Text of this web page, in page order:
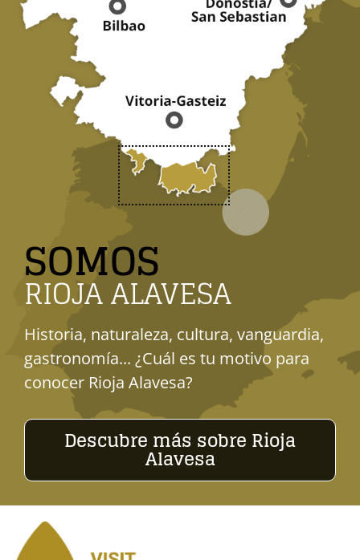
SOMOS
RIOJA ALAVESA
Historia, naturaleza, cultura, vanguardia,
gastronomía... ¿Cuál es tu motivo para
conocer Rioja Alavesa?
Descubre más sobre Rioja
Alavesa